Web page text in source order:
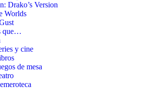
Drako’s Version
Worlds
que…
y cine
de mesa